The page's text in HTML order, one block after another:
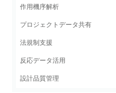
作用機序解析
プロジェクトデータ共有
法規制支援
反応データ活用
設計品質管理